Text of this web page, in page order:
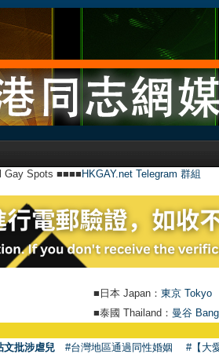
Gay Spots ■■■■ HKGAY.net Telegram 群組
■日本 Japan： 東京 Tokyo
■泰國 Thailand： 曼谷
文批涉虐兒 #台灣地區通過同性婚姻 #【大